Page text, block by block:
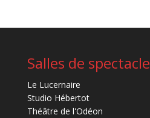
Salles de spectacle
Le Lucernaire
Studio Hébertot
Théâtre de l'Odéon